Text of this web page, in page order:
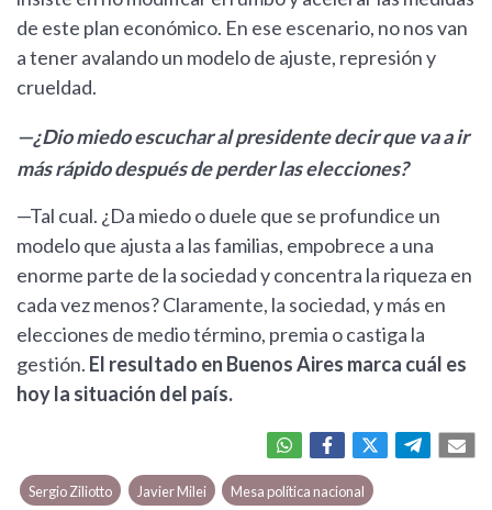
de este plan económico. En ese escenario, no nos van
a tener avalando un modelo de ajuste, represión y
crueldad.
—¿Dio miedo escuchar al presidente decir que va a ir
más rápido después de perder las elecciones?
—Tal cual. ¿Da miedo o duele que se profundice un
modelo que ajusta a las familias, empobrece a una
enorme parte de la sociedad y concentra la riqueza en
cada vez menos? Claramente, la sociedad, y más en
elecciones de medio término, premia o castiga la
gestión. El resultado en Buenos Aires marca cuál es
hoy la situación del país.
Sergio Ziliotto Javier Milei Mesa política nacional